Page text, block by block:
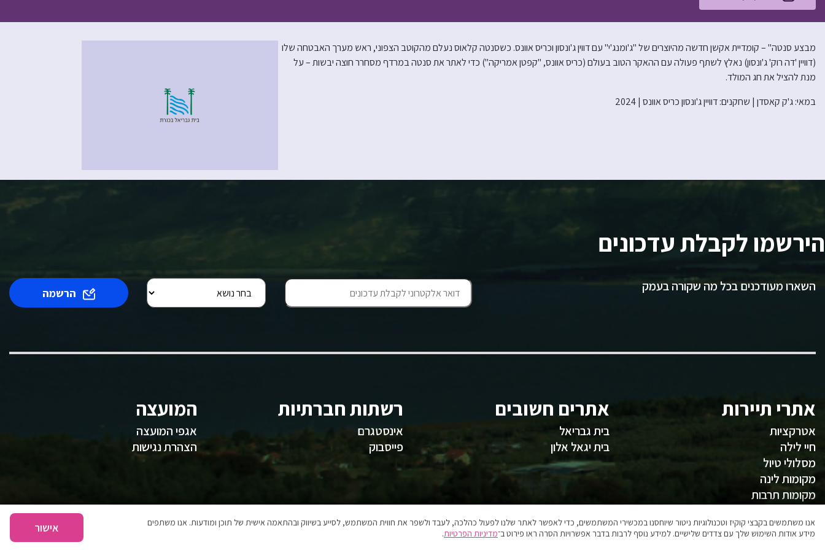
מבצע סנטה" – קומדיית אקשן חדשה מהיוצרים של "ג'ומנג'י" עם דווין ג'ונסון וכריס אוונס. כשסנטה קלאוס נעלם מהקוטב הצפוני, ראש מערך האבטחה שלו
(דוויין 'דה רוק' ג'ונסון) נאלץ לשתף פעולה עם ההאקר הטוב בעולם (כריס אוונס, "קפטן אמריקה") כדי לאתר את סנטה במרדף מסחרר חוצה יבשות – על
מנת להציל את חג המולד.
במאי: ג'ק קאסדן | שחקנים: דוויין ג'ונסון כריס אוונס | 2024
הירשמו לקבלת עדכונים
השארו מעודכנים בכל מה שקורה בעמק הרשמה
אתרי תיירות
אטרקציות
חיי לילה
מסלולי טיול
מקומות לינה
מקומות תרבות
אתרים חשובים
בית גבריאל
בית יגאל אלון
רשתות חברתיות
אינסטגרם
פייסבוק
המועצה
אגפי המועצה
הצהרת נגישות
אנו משתמשים בקבצי קוקיז וטכנולוגיות ניטור שיוחסנו במכשירי המשתמשים, כדי לאפשר לאתר שלנו לפעול כהלכה, לעבד ולשפר את חווית המשתמש, לסייע בשיווק ובהתאמה אישית של תוכן ומודעות. אנו משתפים
מידע אודות השימוש שלך עם צדדים שלישיים. למידע נוסף לרבות בדבר אפשרויות הסרה ראו פירוט ב־מדיניות הפרטיות. אישור